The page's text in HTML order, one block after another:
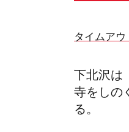
タイムアウ
下北沢
寺をしの
る。